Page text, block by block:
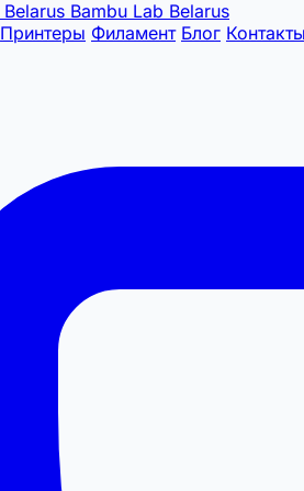
Bambu Lab Belarus
Принтеры Филамент Блог